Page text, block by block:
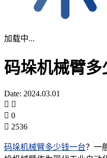
加载中...
码垛机械臂多
Date: 2024.03.01
0
2536
码垛机械臂多少钱一台？一